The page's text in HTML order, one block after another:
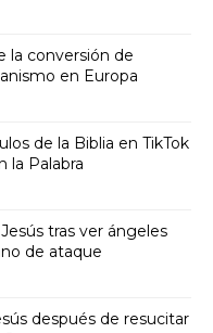
la conversión de
en Europa
de la Biblia en TikTok
la Palabra
tras ver ángeles
de ataque
después de resucitar